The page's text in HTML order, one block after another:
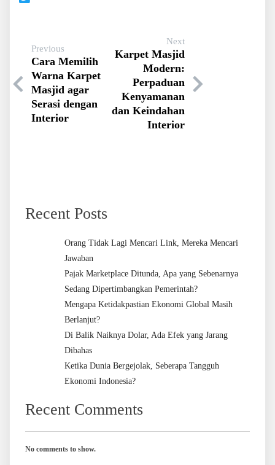
Previous
Cara Memilih
Warna Karpet
Masjid agar
Serasi dengan
Interior
Next
Karpet Masjid
Modern:
Perpaduan
Kenyamanan
dan Keindahan
Interior
Recent Posts
Orang Tidak Lagi Mencari Link, Mereka Mencari
Jawaban
Pajak Marketplace Ditunda, Apa yang Sebenarnya
Sedang Dipertimbangkan Pemerintah?
Mengapa Ketidakpastian Ekonomi Global Masih
Berlanjut?
Di Balik Naiknya Dolar, Ada Efek yang Jarang
Dibahas
Ketika Dunia Bergejolak, Seberapa Tangguh
Ekonomi Indonesia?
Recent Comments
No comments to show.